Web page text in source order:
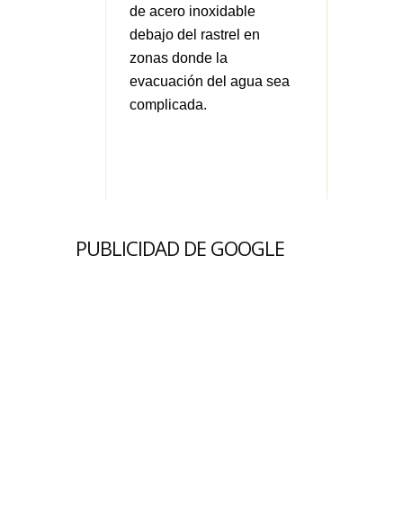
de acero inoxidable
debajo del rastrel en
zonas donde la
evacuación del agua sea
complicada.
PUBLICIDAD DE GOOGLE